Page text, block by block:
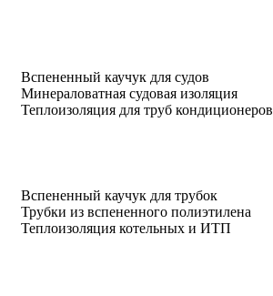
Вспененный каучук для судов
Минераловатная судовая изоляция
Теплоизоляция для труб кондиционеров
Вспененный каучук для трубок
Трубки из вспененного полиэтилена
Теплоизоляция котельных и ИТП